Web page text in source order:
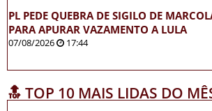
PL PEDE QUEBRA DE SIGILO DE
PARA APURAR VAZAMENTO A LULA
07/08/2026 17:44
🔝 TOP 10 MAIS LIDAS DO